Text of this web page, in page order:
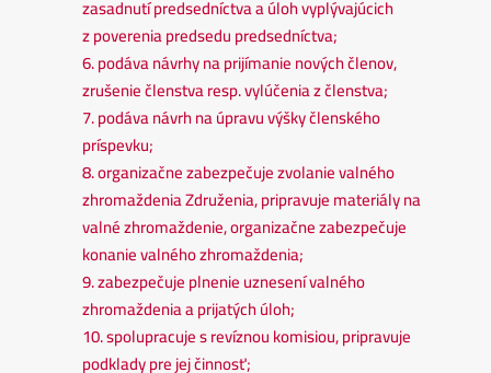
zasadnutí predsedníctva a úloh vyplývajúcich
z poverenia predsedu predsedníctva;
6. podáva návrhy na prijímanie nových členov,
zrušenie členstva resp. vylúčenia z členstva;
7. podáva návrh na úpravu výšky členského
príspevku;
8. organizačne zabezpečuje zvolanie valného
zhromaždenia Združenia, pripravuje materiály na
valné zhromaždenie, organizačne zabezpečuje
konanie valného zhromaždenia;
9. zabezpečuje plnenie uznesení valného
zhromaždenia a prijatých úloh;
10. spolupracuje s revíznou komisiou, pripravuje
podklady pre jej činnosť;